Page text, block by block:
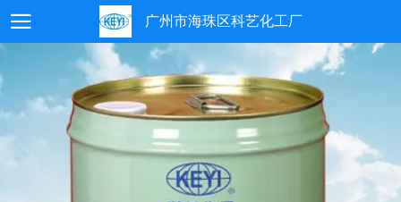
广州市海珠区科艺化工厂